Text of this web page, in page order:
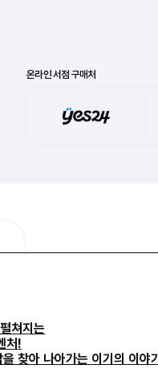
온라인 서점 구매처
쳐지는
처 !
찾아 나아가는 이기의 이야기